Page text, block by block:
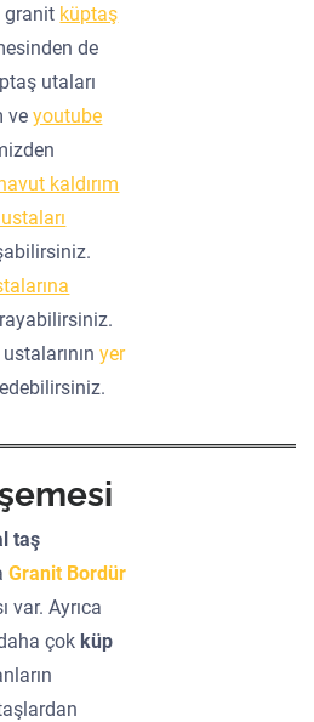
granit küptaş
de
utaları
veyoutube
kaldırım
yer
taş
Granit Bordür
var. Ayrıca
çok küp